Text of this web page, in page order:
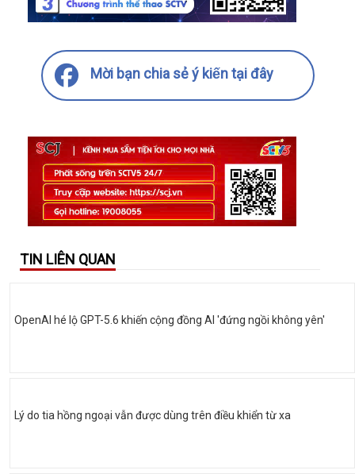
Mời bạn chia sẻ ý kiến tại đây
TIN LIÊN QUAN
OpenAI hé lộ GPT-5.6 khiến cộng đồng AI 'đứng ngồi không yên'
Lý do tia hồng ngoại vẫn được dùng trên điều khiển từ xa